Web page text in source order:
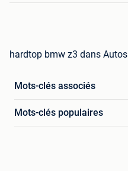
hardtop bmw z3 dans Autos
Mots-clés associés
Mots-clés populaires